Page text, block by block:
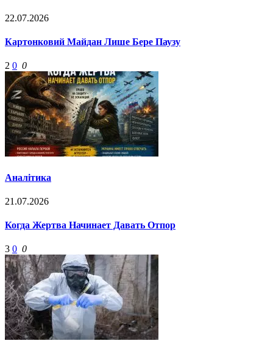
22.07.2026
Картонковий Майдан Лише Бере Паузу
2 0 0
Аналітика
21.07.2026
Когда Жертва Начинает Давать Отпор
3 0 0